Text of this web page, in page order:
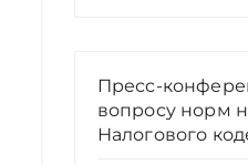
Пресс-
вопросу норм
Налогового